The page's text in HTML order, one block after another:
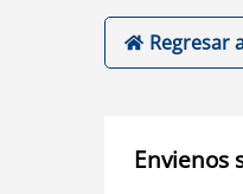
Regresar
Envienos